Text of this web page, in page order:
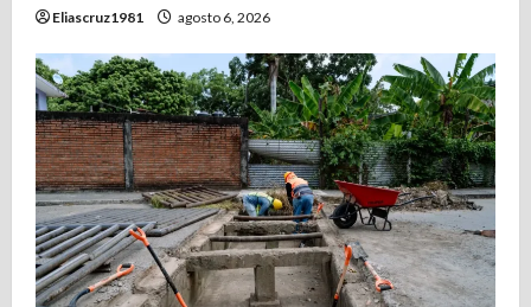
Eliascruz1981 agosto 6, 2026